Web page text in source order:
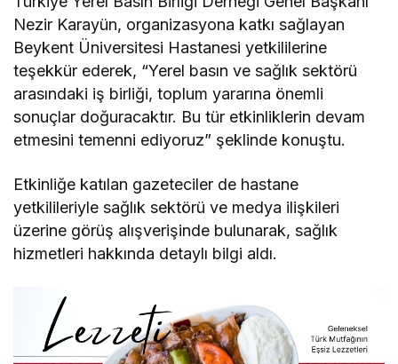
Nezir Karayün, organizasyona katkı sağlayan
Beykent Üniversitesi Hastanesi yetkililerine
teşekkür ederek, “Yerel basın ve sağlık sektörü
arasındaki iş birliği, toplum yararına önemli
sonuçlar doğuracaktır. Bu tür etkinliklerin devam
etmesini temenni ediyoruz” şeklinde konuştu.
Etkinliğe katılan gazeteciler de hastane
yetkilileriyle sağlık sektörü ve medya ilişkileri
üzerine görüş alışverişinde bulunarak, sağlık
hizmetleri hakkında detaylı bilgi aldı.